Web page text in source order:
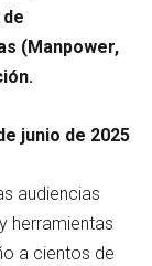
(Manpower,
junio de 2025
audiencias
herramientas
a cientos de